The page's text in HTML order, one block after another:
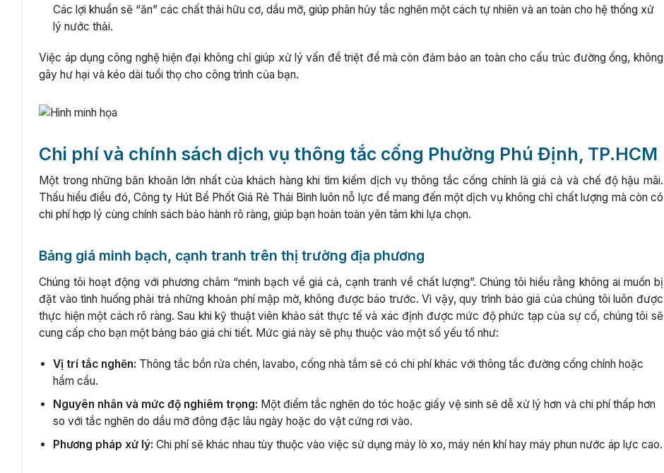
Các lợi khuẩn sẽ “ăn” các chất thải hữu cơ, dầu mỡ, giúp phân hủy tắc nghẽn một cách tự nhiên và an toàn cho hệ thống xử
lý nước thải.
Việc áp dụng công nghệ hiện đại không chỉ giúp xử lý vấn đề triệt để mà còn đảm bảo an toàn cho cấu trúc đường ống, không
gây hư hại và kéo dài tuổi thọ cho công trình của bạn.
Chi phí và chính sách dịch vụ thông tắc cống Phường Phú Định, TP.HCM
Một trong những băn khoăn lớn nhất của khách hàng khi tìm kiếm dịch vụ thông tắc cống chính là giá cả và chế độ hậu mãi.
Thấu hiểu điều đó, Công ty Hút Bể Phốt Giá Rẻ Thái Bình luôn nỗ lực để mang đến một dịch vụ không chỉ chất lượng mà còn có
chi phí hợp lý cùng chính sách bảo hành rõ ràng, giúp bạn hoàn toàn yên tâm khi lựa chọn.
Bảng giá minh bạch, cạnh tranh trên thị trường địa phương
Chúng tôi hoạt động với phương châm “minh bạch về giá cả, cạnh tranh về chất lượng”. Chúng tôi hiểu rằng không ai muốn bị
đặt vào tình huống phải trả những khoản phí mập mờ, không được báo trước. Vì vậy, quy trình báo giá của chúng tôi luôn được
thực hiện một cách rõ ràng. Sau khi kỹ thuật viên khảo sát thực tế và xác định được mức độ phức tạp của sự cố, chúng tôi sẽ
cung cấp cho bạn một bảng báo giá chi tiết. Mức giá này sẽ phụ thuộc vào một số yếu tố như:
Vị trí tắc nghẽn: Thông tắc bồn rửa chén, lavabo, cống nhà tắm sẽ có chi phí khác với thông tắc đường cống chính hoặc
hầm cầu.
Nguyên nhân và mức độ nghiêm trọng: Một điểm tắc nghẽn do tóc hoặc giấy vệ sinh sẽ dễ xử lý hơn và chi phí thấp hơn
so với tắc nghẽn do dầu mỡ đông đặc lâu ngày hoặc do vật cứng rơi vào.
Phương pháp xử lý: Chi phí sẽ khác nhau tùy thuộc vào việc sử dụng máy lò xo, máy nén khí hay máy phun nước áp lực cao.